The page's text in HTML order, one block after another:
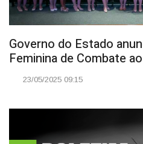
Governo do Estado
Feminina de Combate
23/05/2025 09:15